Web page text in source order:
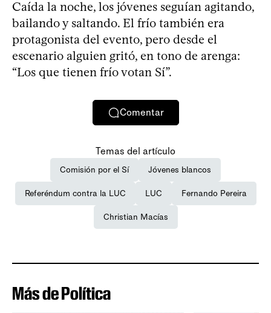
Caída la noche, los jóvenes seguían agitando,
bailando y saltando. El frío también era
protagonista del evento, pero desde el
escenario alguien gritó, en tono de arenga:
“Los que tienen frío votan Sí”.
Comentar
Temas del artículo
Comisión por el Sí Jóvenes blancos
Referéndum contra la LUC LUC Fernando Pereira
Christian Macías
Más de Política